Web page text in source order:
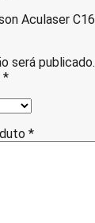
Aculaser
será publicado.
*
*